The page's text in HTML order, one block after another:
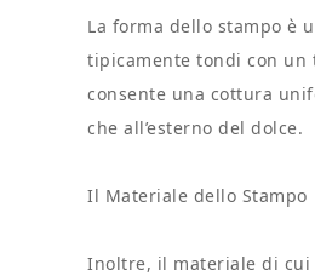
La forma dello stampo è
tipicamente tondi con un
consente una cottura
che all’esterno del dolce.
Il Materiale dello Stampo
Inoltre, il materiale di cui